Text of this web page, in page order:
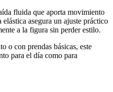
fluida que aporta movimiento
asegura un ajuste práctico
a la figura sin perder estilo.
o con prendas básicas, este
para el día como para